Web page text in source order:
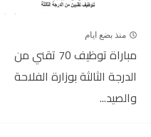
منذ بضع ايام
مباراة توظيف 70 تقني من
الدرجة الثالثة بوزارة الفلاحة
والصيد...